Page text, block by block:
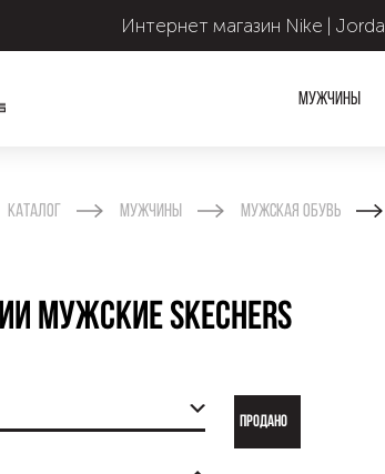
Интернет магазин Nike |
Мужчины
Каталог Мужчины Мужская обувь
мужские Skechers
ПРОДАНО